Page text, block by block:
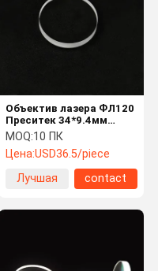
Объектив лазера ФЛ120
Преситек 34*9.4мм
фокусируя для
сварочного аппарата
лазера
MOQ:10 ПК
Цена:USD36.5/piece
Лучшая
contact